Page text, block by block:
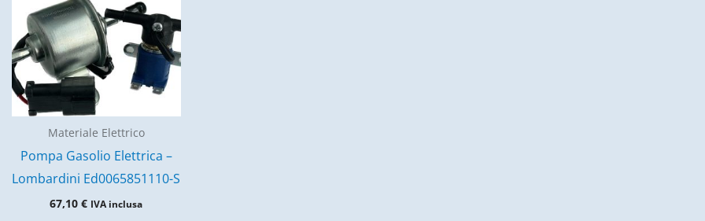
Materiale Elettrico
Pompa Gasolio Elettrica –
Lombardini Ed0065851110-S
67,10€ IVA inclusa